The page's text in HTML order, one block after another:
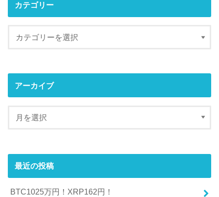
カテゴリー
アーカイブ
最近の投稿
BTC1025万円！XRP162円！